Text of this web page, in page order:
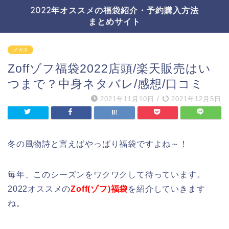
2022年オススメの福袋紹介・予約購入方法
まとめサイト
メガネ
Zoffゾフ福袋2022店頭/楽天販売はい
つまで？中身ネタバレ/感想/口コミ
2021年11月10日 / 2021年12月5日
冬の風物詩と言えばやっぱり福袋ですよね～！
毎年、このシーズンをワクワクして待っています。
2022オススメのZoff(ゾフ)福袋を紹介していきます
ね。